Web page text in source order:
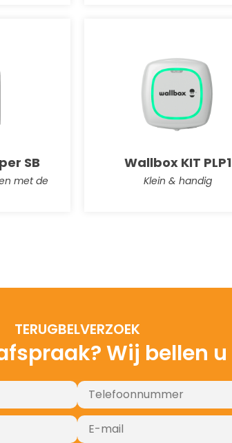
SB
met de
Wallbox KIT PLP1
Klein & handig
TERUGBELVERZOEK
Wij bellen